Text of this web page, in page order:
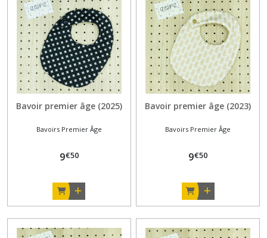
Bavoir premier âge (2025)
Bavoirs Premier Âge
9€50
Bavoir premier âge (2023)
Bavoirs Premier Âge
9€50